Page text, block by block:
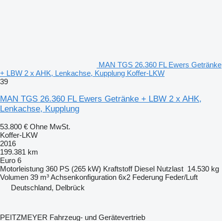
MAN TGS 26.360 FL Ewers Getränke
+ LBW 2 x AHK, Lenkachse, Kupplung Koffer-LKW
39
MAN TGS 26.360 FL Ewers Getränke + LBW 2 x AHK,
Lenkachse, Kupplung
53.800 € Ohne MwSt.
Koffer-LKW
2016
199.381 km
Euro 6
Motorleistung 360 PS (265 kW) Kraftstoff Diesel Nutzlast 14.530 kg
Volumen 39 m³Achsenkonfiguration 6x2 Federung Feder/Luft
Deutschland, Delbrück
PEITZMEYER Fahrzeug- und Gerätevertrieb